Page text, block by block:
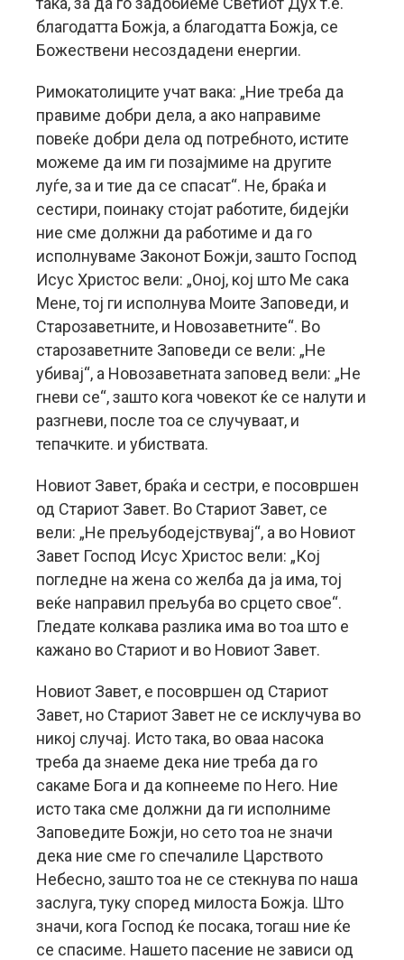
благодатта Божја, а благодатта Божја, се
Божествени несоздадени енергии.
Римокатолиците учат вака: „Ние треба да
правиме добри дела, а ако направиме
повеќе добри дела од потребното, истите
можеме да им ги позајмиме на другите
луѓе, за и тие да се спасат“. Не, браќа и
сестири, поинаку стојат работите, бидејќи
ние сме должни да работиме и да го
исполнуваме Законот Божји, зашто Господ
Исус Христос вели: „Оној, кој што Ме сака
Мене, тој ги исполнува Моите Заповеди, и
Старозаветните, и Новозаветните“. Во
старозаветните Заповеди се вели: „Не
убивај“, а Новозаветната заповед вели: „Не
гневи се“, зашто кога човекот ќе се налути и
разгневи, после тоа се случуваат, и
тепачките. и убиствата.
Новиот Завет, браќа и сестри, е посовршен
од Стариот Завет. Во Стариот Завет, се
вели: „Не прељубодејствувај“, а во Новиот
Завет Господ Исус Христос вели: „Кој
погледне на жена со желба да ја има, тој
веќе направил прељуба во срцето свое“.
Гледате колкава разлика има во тоа што е
кажано во Стариот и во Новиот Завет.
Новиот Завет, е посовршен од Стариот
Завет, но Стариот Завет не се исклучува во
никој случај. Исто така, во оваа насока
треба да знаеме дека ние треба да го
сакаме Бога и да копнееме по Него. Ние
исто така сме должни да ги исполниме
Заповедите Божји, но сето тоа не значи
дека ние сме го спечалиле Царството
Небесно, зашто тоа не се стекнува по наша
заслуга, туку според милоста Божја. Што
значи, кога Господ ќе посака, тогаш ние ќе
се спасиме. Нашето пасение не зависи од